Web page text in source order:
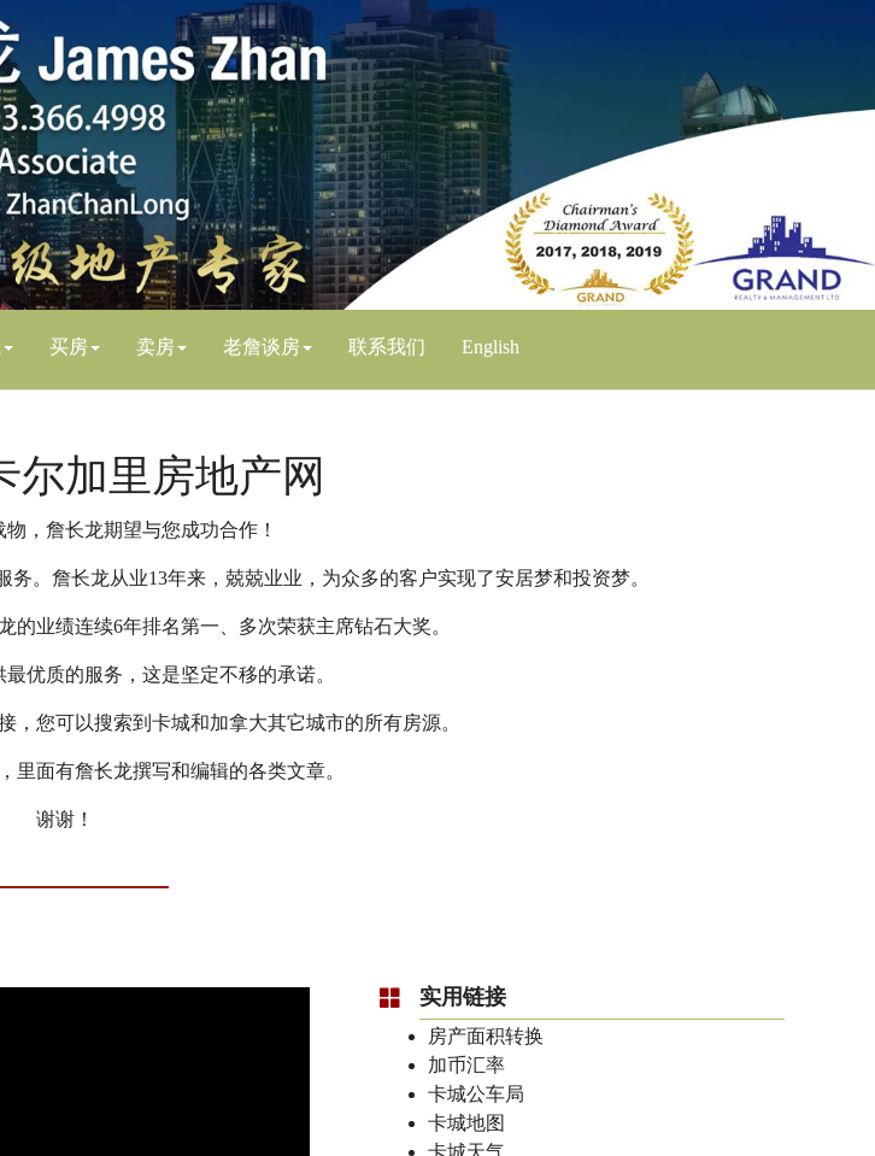
买房 卖房 老詹谈房 联系我们 English
尔加里房地产网
，詹长龙期望与您成功合作！
。詹长龙从业13年来，兢兢业业，为众多的客户实现了安居梦和投资梦。
的业绩连续6年排名第一、多次荣获主席钻石大奖。
优质的服务，这是坚定不移的承诺。
，您可以搜索到卡城和加拿大其它城市的所有房源。
里面有詹长龙撰写和编辑的各类文章。
谢谢！
实用链接
房产面积转换
加币汇率
卡城公车局
卡城地图